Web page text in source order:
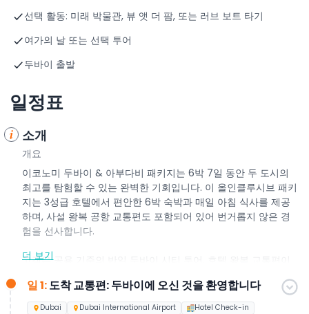
선택 활동: 미래 박물관, 뷰 앳 더 팜, 또는 러브 보트 타기
여가의 날 또는 선택 투어
두바이 출발
일정표
소개
개요
이코노미 두바이 & 아부다비 패키지는 6박 7일 동안 두 도시의
최고를 탐험할 수 있는 완벽한 기회입니다. 이 올인클루시브 패키
지는 3성급 호텔에서 편안한 6박 숙박과 매일 아침 식사를 제공
하며, 사설 왕복 공항 교통편도 포함되어 있어 번거롭지 않은 경
험을 선사합니다.
고객은 공용 기준의 반일 두바이 시티 투어, 호텔 왕복 교통편이
되는 저녁 사막 사파리를 즐길 수 있습니다. 이 패키지에는 또한
하루 종일 아부다비 시티 투어와 부르즈 칼리파(124층 및 125층)
더 보기
일 1:도착 교통편: 두바이에 오신 것을 환영합니다
Dubai Dubai International Airport Hotel Check-in